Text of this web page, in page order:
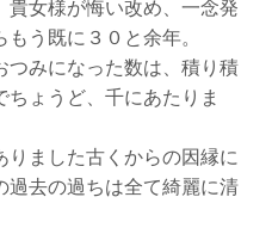
貴女様が悔い改め、一念発
う既に３０と余年。
つみになった数は、積り積
ちょうど、千にあたりま
りました古くからの因縁に
過去の過ちは全て綺麗に清